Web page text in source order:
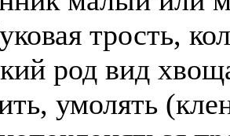
трость,
род вид
умолять